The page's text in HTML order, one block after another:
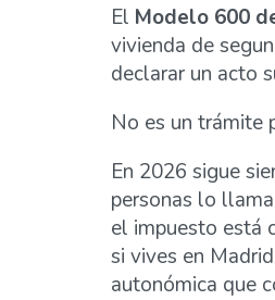
El Modelo 600
vivienda de
declarar un acto
No es un trámite
En 2026 sigue
personas lo
el impuesto está
si vives en
autonómica que